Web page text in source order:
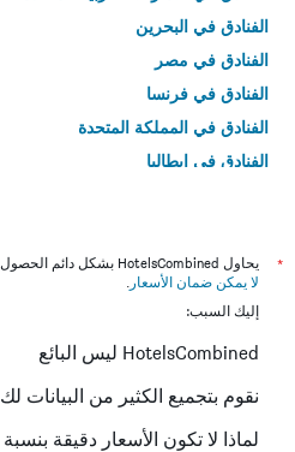
الفنادق في البحرين
الفنادق في مصر
الفنادق في فرنسا
الفنادق في المملكة المتحدة
الفنادق في إيطاليا
*
يحاول HotelsCombined بشكل دائم الحصول على الأسعار الدقيقة، ولكن
لا يمكن ضمان الأسعار .
إليك السبب:
HotelsCombined ليس البائع
نقوم بتجميع الكثير من البيانات لك
لماذا لا تكون الأسعار دقيقة بنسبة 100٪؟